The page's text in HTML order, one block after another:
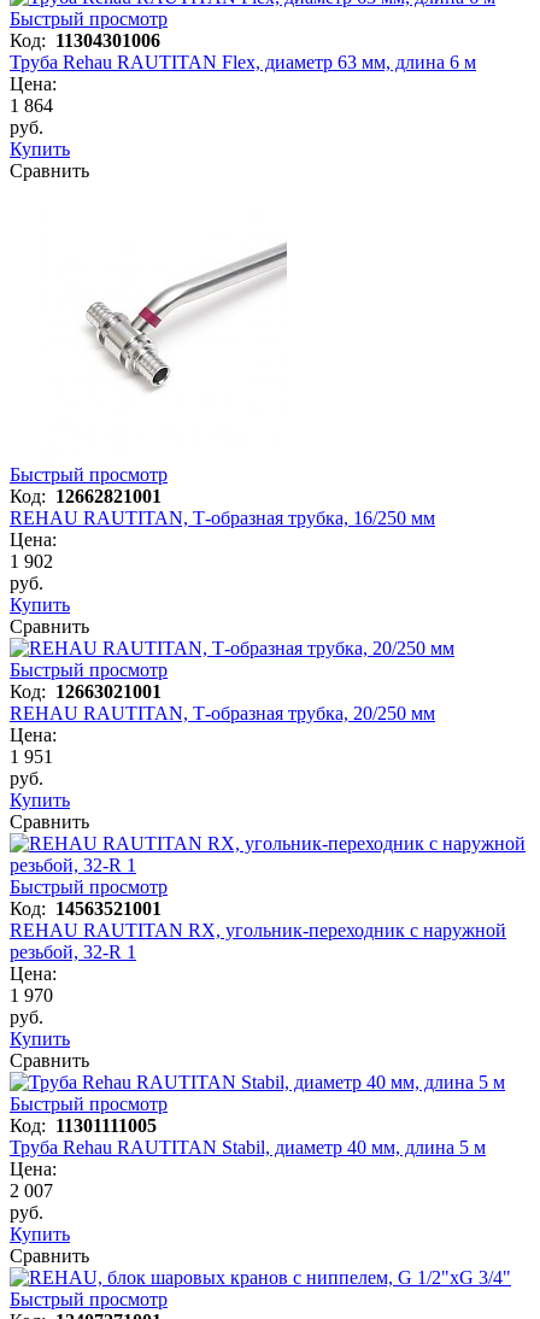
Быстрый просмотр
Код: 11304301006
Труба Rehau RAUTITAN Flex, диаметр 63 мм, длина 6 м
Цена:
1 864
руб.
Купить
Сравнить
Быстрый просмотр
Код: 12662821001
REHAU RAUTITAN, Т-образная трубка, 16/250 мм
Цена:
1 902
руб.
Купить
Сравнить
Быстрый просмотр
Код: 12663021001
REHAU RAUTITAN, Т-образная трубка, 20/250 мм
Цена:
1 951
руб.
Купить
Сравнить
Быстрый просмотр
Код: 14563521001
REHAU RAUTITAN RX, угольник-переходник с наружной
резьбой, 32-R 1
Цена:
1 970
руб.
Купить
Сравнить
Быстрый просмотр
Код: 11301111005
Труба Rehau RAUTITAN Stabil, диаметр 40 мм, длина 5 м
Цена:
2 007
руб.
Купить
Сравнить
Быстрый просмотр